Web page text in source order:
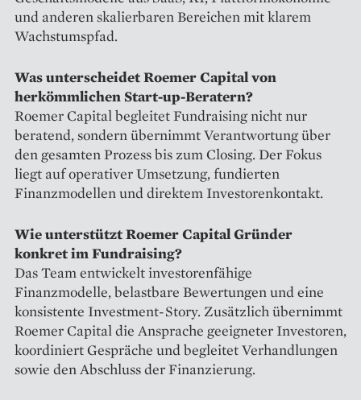
und anderen skalierbaren Bereichen mit klarem
Wachstumspfad.
Was unterscheidet Roemer Capital von
herkömmlichen Start-up-Beratern?
Roemer Capital begleitet Fundraising nicht nur
beratend, sondern übernimmt Verantwortung über
den gesamten Prozess bis zum Closing. Der Fokus
liegt auf operativer Umsetzung, fundierten
Finanzmodellen und direktem Investorenkontakt.
Wie unterstützt Roemer Capital Gründer
konkret im Fundraising?
Das Team entwickelt investorenfähige
Finanzmodelle, belastbare Bewertungen und eine
konsistente Investment-Story. Zusätzlich übernimmt
Roemer Capital die Ansprache geeigneter Investoren,
koordiniert Gespräche und begleitet Verhandlungen
sowie den Abschluss der Finanzierung.